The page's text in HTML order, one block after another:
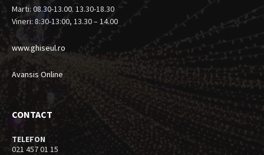
Marti: 08.30-13.00. 13.30-18.30
Vineri: 8:30-13:00, 13.30 – 14.00
www.ghiseul.ro
Avansis Online
CONTACT
TELEFON
021 457 01 15